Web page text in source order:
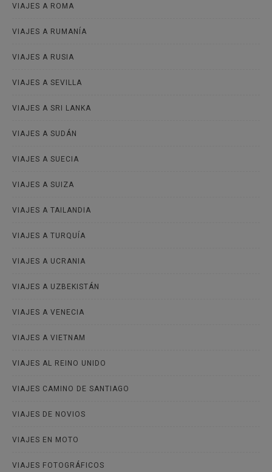
VIAJES A ROMA
VIAJES A RUMANÍA
VIAJES A RUSIA
VIAJES A SEVILLA
VIAJES A SRI LANKA
VIAJES A SUDÁN
VIAJES A SUECIA
VIAJES A SUIZA
VIAJES A TAILANDIA
VIAJES A TURQUÍA
VIAJES A UCRANIA
VIAJES A UZBEKISTÁN
VIAJES A VENECIA
VIAJES A VIETNAM
VIAJES AL REINO UNIDO
VIAJES CAMINO DE SANTIAGO
VIAJES DE NOVIOS
VIAJES EN MOTO
VIAJES FOTOGRÁFICOS